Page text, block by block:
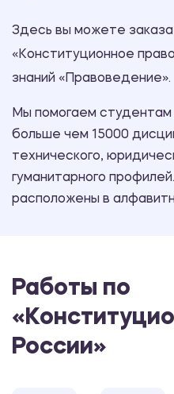
Здесь вы можете
«Конституционное
знаний «Правоведение».
Мы помогаем
больше чем 15000
технического,
гуманитарного
расположены в
Работы по
России»